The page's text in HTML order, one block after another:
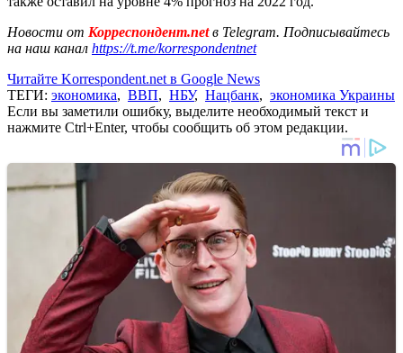
Новости от Корреспондент.netв Telegram. Подписывайтесь
на наш канал https://t.me/korrespondentnet
Читайте Korrespondent.net в Google News
ТЕГИ: экономика, ВВП, НБУ, Нацбанк, экономика Украины
Если вы заметили ошибку, выделите необходимый текст и
нажмите Ctrl+Enter, чтобы сообщить об этом редакции.